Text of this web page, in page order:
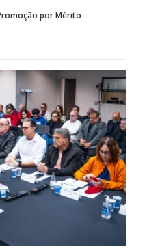
por Mérito